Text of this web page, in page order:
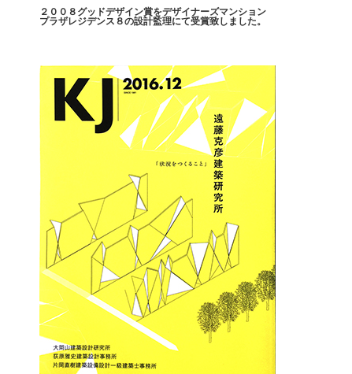
２００８グッドデザイン賞をデザイナーズマンション
プラザレジデンス８の設計監理にて受賞致しました。